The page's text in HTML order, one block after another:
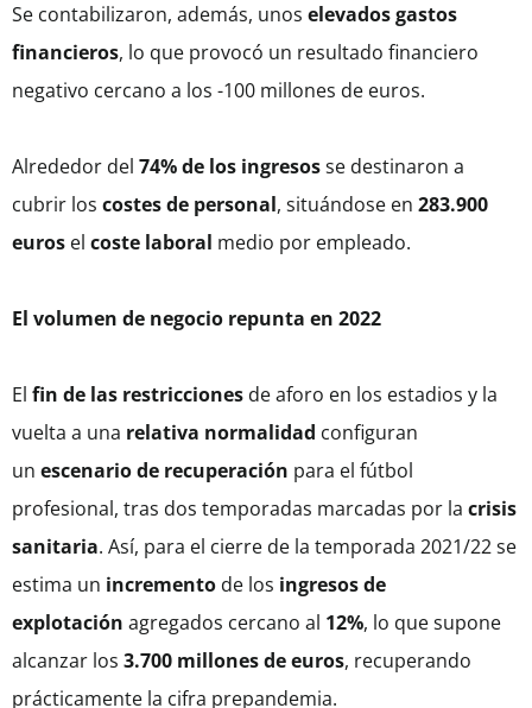
Se contabilizaron, además, unos elevados gastos
financieros, lo que provocó un resultado financiero
negativo cercano a los -100 millones de euros.
Alrededor del 74% de los ingresosse destinaron a
cubrir los costes de personal, situándose en 283.900
euros el coste laboral medio por empleado.
El volumen de negocio repunta en 2022
El fin de las restricciones de aforo en los estadios y la
vuelta a una relativa normalidad configuran
un escenario de recuperación para el fútbol
profesional, tras dos temporadas marcadas por la crisis
sanitaria. Así, para el cierre de la temporada 2021/22 se
estima un incremento de los ingresos de
explotación agregados cercano al 12%, lo que supone
alcanzar los 3.700 millones de euros, recuperando
prácticamente la cifra prepandemia.